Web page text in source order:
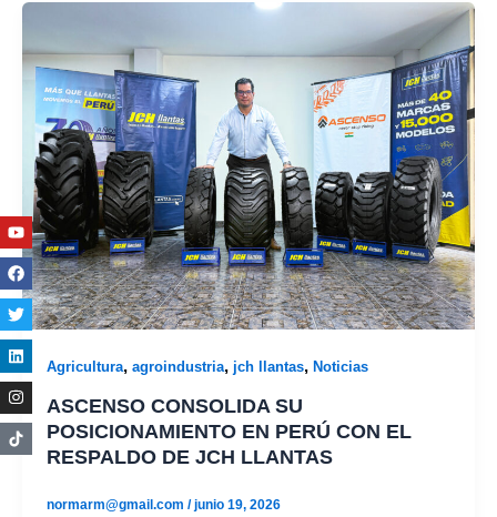
Agricultura, agroindustria, jch llantas, Noticias
ASCENSO CONSOLIDA SU
POSICIONAMIENTO EN PERÚ CON EL
RESPALDO DE JCH LLANTAS
normarm@gmail.com /junio 19, 2026
Youtube
Facebook
Twitter
Linkedin
Instagram